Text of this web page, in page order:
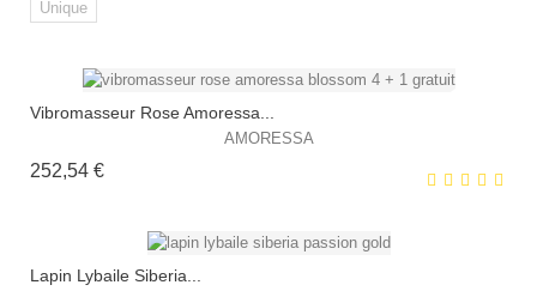
EXCLUSIVITÉ WEB !
Unique
Vibromasseur Rose Amoressa...
AMORESSA
252,54 €Prix
Lapin Lybaile Siberia...